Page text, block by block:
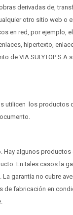
derivadas de,
otro sitio web o
en red, por ejemplo,
hipertexto,
de VIA SULYTOP S.A
utilicen los productos
algunos productos
En tales casos la
garantía no cubre
de fabricación en